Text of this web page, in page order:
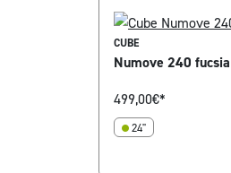
CUBE
Numove 240
499,00€*
24"